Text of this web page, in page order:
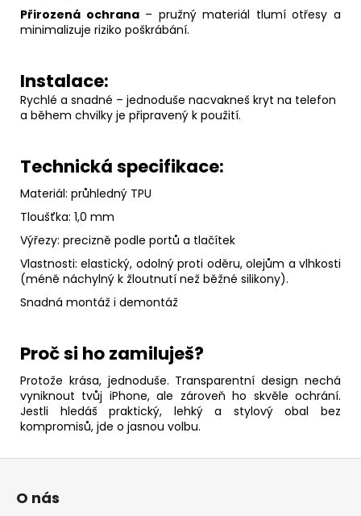
Přirozená ochrana– pružný materiál tlumí otřesy a
minimalizuje riziko poškrábání.
Instalace:
Rychlé a snadné – jednoduše nacvakneš kryt na telefon
a během chvilky je připravený k použití.
Technická specifikace:
Materiál: průhledný TPU
Tloušťka: 1,0 mm
Výřezy: precizně podle portů a tlačítek
Vlastnosti: elastický, odolný proti oděru, olejům a vlhkosti
(méně náchylný k žloutnutí než běžné silikony).
Snadná montáž i demontáž
Proč si ho zamiluješ?
Protože krása, jednoduše. Transparentní design nechá
vyniknout tvůj iPhone, ale zároveň ho skvěle ochrání.
Jestli hledáš praktický, lehký a stylový obal bez
kompromisů, jde o jasnou volbu.
Z
O nás